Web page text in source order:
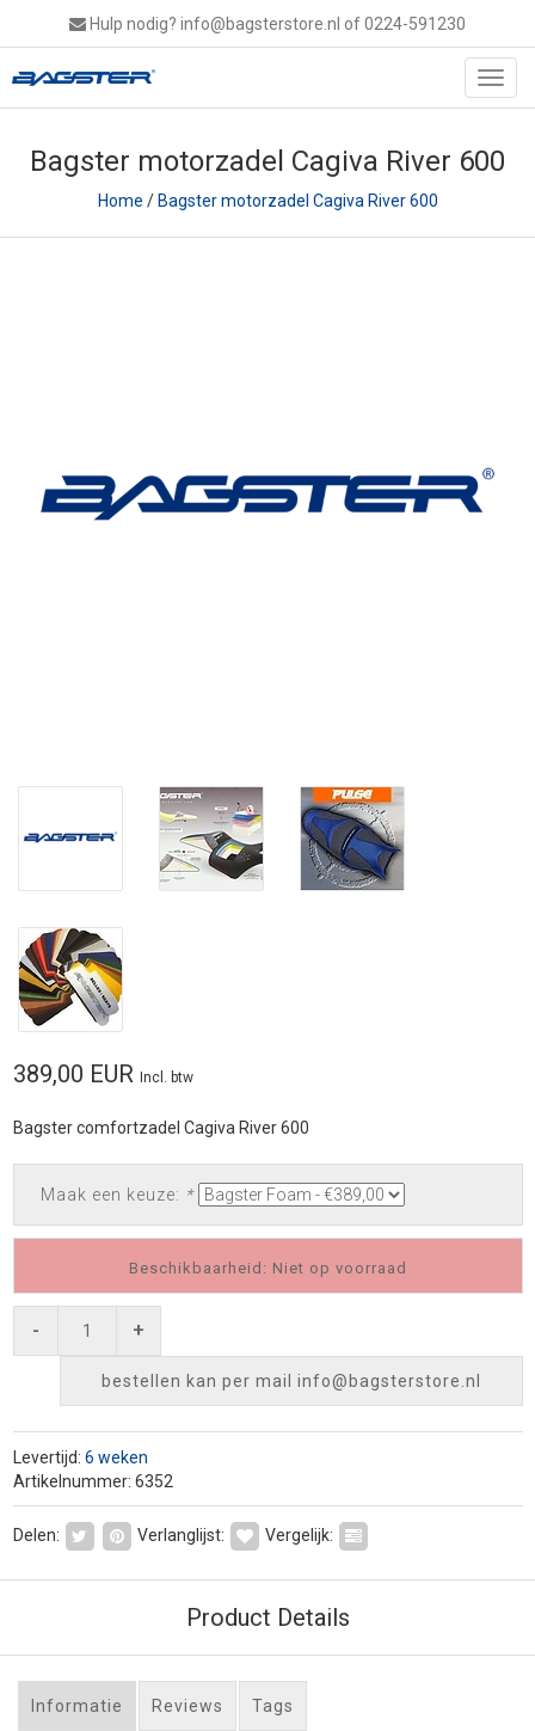
Hulp nodig? info@bagsterstore.nl of 0224-591230
Bagster motorzadel Cagiva River 600
Home /Bagster motorzadel Cagiva River 600
389,00 EUR Incl. btw
Bagster comfortzadel Cagiva River 600
Maak een keuze: *
Beschikbaarheid: Niet op voorraad
- +
bestellen kan per mail info@bagsterstore.nl
Levertijd: 6 weken
Artikelnummer: 6352
Delen: Verlanglijst: Vergelijk:
Product Details
Informatie Reviews Tags